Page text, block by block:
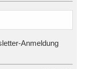
Anmeldung